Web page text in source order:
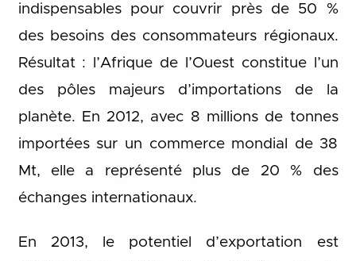
indispensables pour couvrir près de 50 %
des besoins des consommateurs régionaux.
Résultat : l’Afrique de l’Ouest constitue l’un
des pôles majeurs d’importations de la
planète. En 2012, avec 8 millions de tonnes
importées sur un commerce mondial de 38
Mt, elle a représenté plus de 20 % des
échanges internationaux.
En 2013, le potentiel d’exportation est